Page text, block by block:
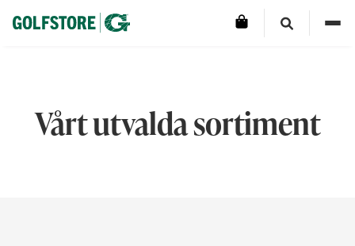
Vårt utvalda sortiment